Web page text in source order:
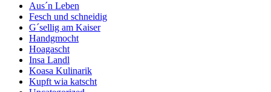
Aus´n Leben
Fesch und schneidig
G´sellig am Kaiser
Handgmocht
Hoagascht
Insa Landl
Koasa Kulinarik
Kupft wia katscht